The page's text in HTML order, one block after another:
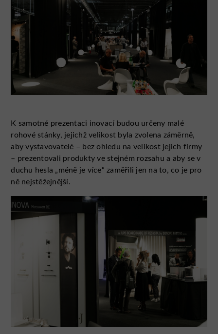
K samotné prezentaci inovací budou určeny malé
rohové stánky, jejichž velikost byla zvolena záměrně,
aby vystavovatelé – bez ohledu na velikost jejich firmy
– prezentovali produkty ve stejném rozsahu a aby se v
duchu hesla „méně je více“ zaměřili jen na to, co je pro
ně nejstěžejnější.